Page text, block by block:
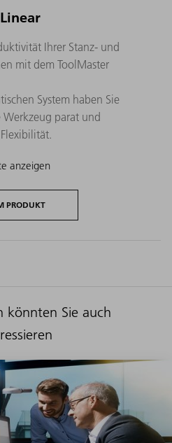
Ihrer Stanz- und
mit dem ToolMaster
System haben Sie
Werkzeug parat und
anzeigen
PRODUKT
könnten Sie auch